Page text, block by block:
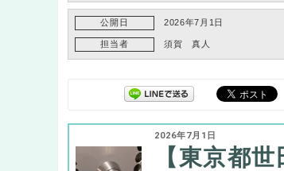
公開日 2026年7月1日
担当者 須賀 真人
2026年7月1日
【東京都